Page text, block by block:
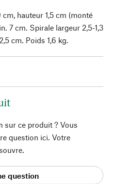
hauteur 1,5 cm (monté
7 cm. Spirale largeur 2,5-1,3
cm. Poids 1,6 kg.
sur ce produit ? Vous
question ici. Votre
question